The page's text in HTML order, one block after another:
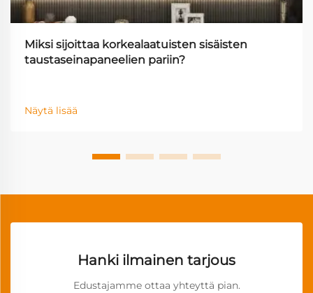
Miksi sijoittaa korkealaatuisten sisäisten
taustaseinapaneelien pariin?
Näytä lisää
Hanki ilmainen tarjous
Edustajamme ottaa yhteyttä pian.